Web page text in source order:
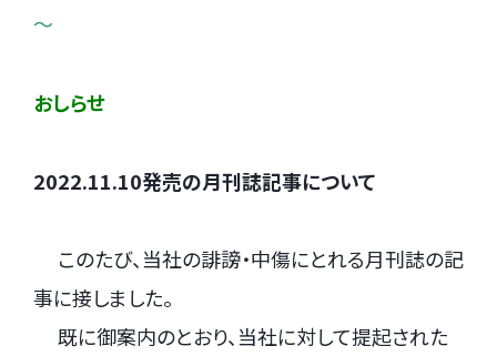
～
おしらせ
2022.11.10発売の月刊誌記事について
このたび、当社の誹謗・中傷にとれる月刊誌の記
事に接しました。
既に御案内のとおり、当社に対して提起された